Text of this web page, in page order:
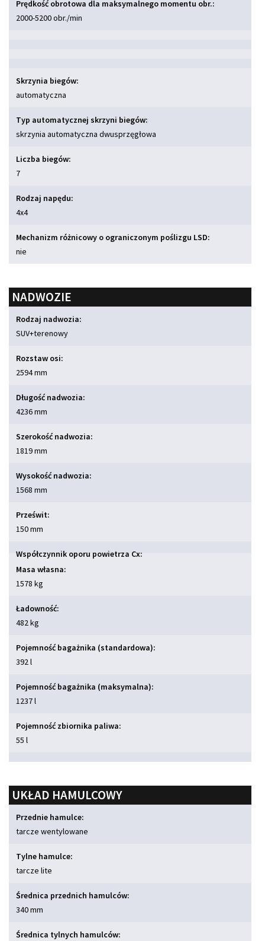
Prędkość obrotowa dla maksymalnego momentu obr.:
2000-5200 obr./min
Skrzynia biegów:
automatyczna
Typ automatycznej skrzyni biegów:
skrzynia automatyczna dwusprzęgłowa
Liczba biegów:
7
Rodzaj napędu:
4x4
Mechanizm różnicowy o ograniczonym poślizgu LSD:
nie
NADWOZIE
Rodzaj nadwozia:
SUV+terenowy
Rozstaw osi:
2594 mm
Długość nadwozia:
4236 mm
Szerokość nadwozia:
1819 mm
Wysokość nadwozia:
1568 mm
Prześwit:
150 mm
Współczynnik oporu powietrza Cx:
Masa własna:
1578 kg
Ładowność:
482 kg
Pojemność bagażnika (standardowa):
392 l
Pojemność bagażnika (maksymalna):
1237 l
Pojemność zbiornika paliwa:
55 l
UKŁAD HAMULCOWY
Przednie hamulce:
tarcze wentylowane
Tylne hamulce:
tarcze lite
Średnica przednich hamulców:
340 mm
Średnica tylnych hamulców: